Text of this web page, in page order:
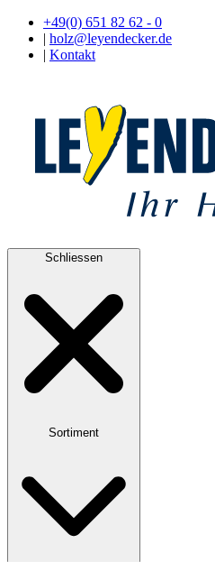
+49(0) 651 82 62 - 0
| holz@leyendecker.de
| Kontakt
Schliessen
Sortiment